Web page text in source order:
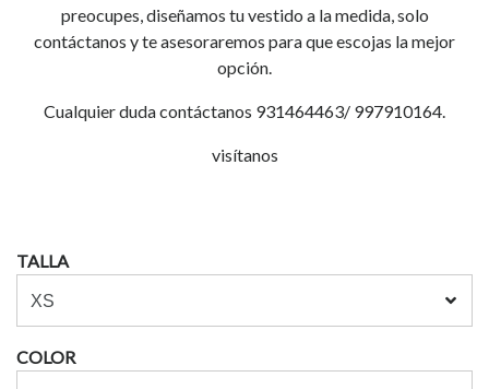
preocupes, diseñamos tu vestido a la medida, solo
contáctanos y te asesoraremos para que escojas la mejor
opción.
Cualquier duda contáctanos 931464463/ 997910164.
visítanos
TALLA
COLOR